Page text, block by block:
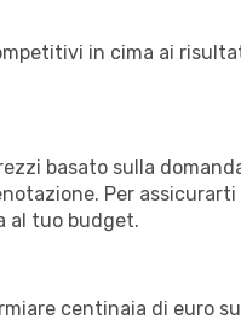
in cima ai
basato sulla
Per
al tuo budget.
centinaia di euro